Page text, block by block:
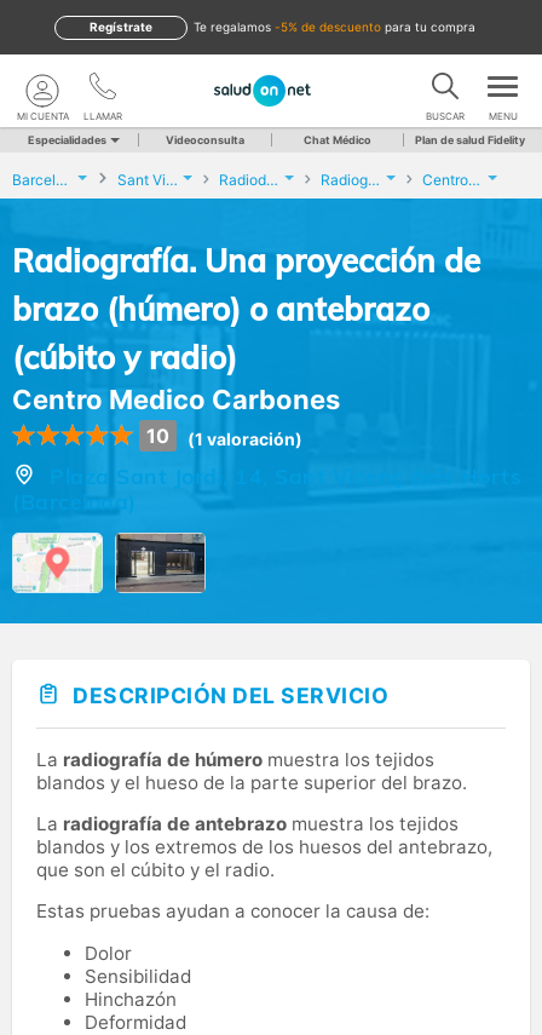
te regalamos -5% de descuento para tu compra
Regístrate
LLAMAR
MI CUENTA BUSCAR MENU
Especialidades Videoconsulta Chat Médico Plan de salud Fidelity
Barcelona Sant Vicenç dels Horts Radiodiagnóstico Radiografía. Una proyección de brazo (húmero) o antebrazo (cúbito y radio) Centro Medico Carbones
Radiografía. Una proyección de
brazo (húmero) o antebrazo
(cúbito y radio)
Centro Medico Carbones
10 (1 valoración)
Plaza Sant Jordi, 14, Sant Vicenç dels Horts
DESCRIPCIÓN DEL SERVICIO
La radiografía de húmero muestra los tejidos
blandos y el hueso de la parte superior del brazo.
La radiografía de antebrazo muestra los tejidos
blandos y los extremos de los huesos del antebrazo,
que son el cúbito y el radio.
Estas pruebas ayudan a conocer la causa de:
Dolor
Sensibilidad
Hinchazón
Deformidad